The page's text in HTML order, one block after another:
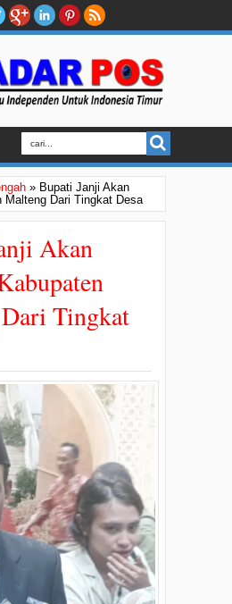
» Bupati Janji Akan
Malteng Dari Tingkat Desa
Akan
Tingkat